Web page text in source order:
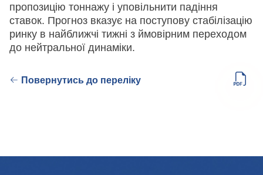
пропозицію тоннажу і уповільнити падіння
ставок. Прогноз вказує на поступову стабілізацію
ринку в найближчі тижні з ймовірним переходом
до нейтральної динаміки.
Повернутись до переліку